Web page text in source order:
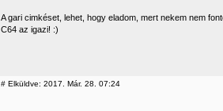
A gari cimkéset, lehet, hogy eladom, mert nekem nem
C64 az igazi! :)
# Elküldve: 2017. Már. 28. 07:24